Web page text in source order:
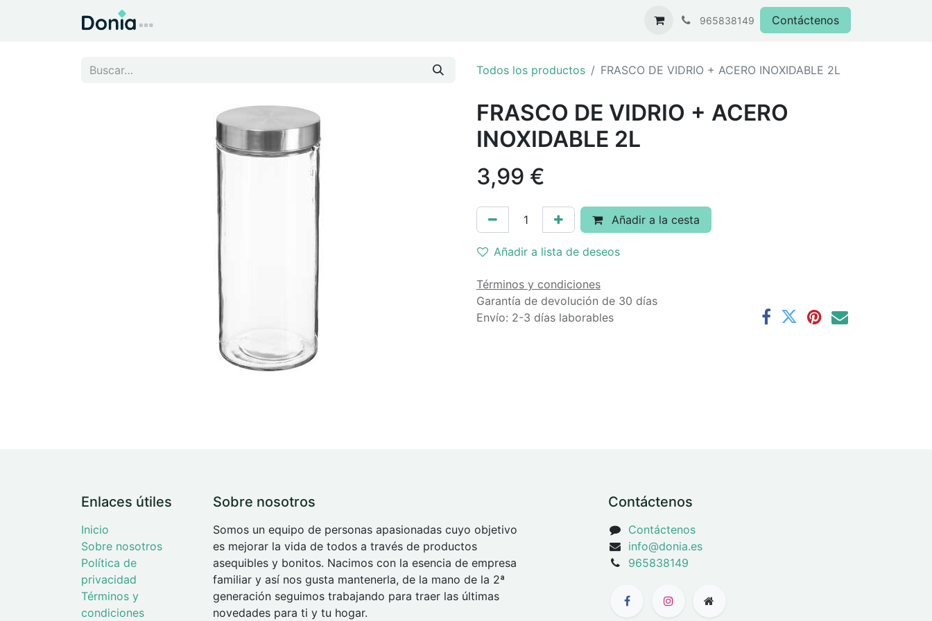
965838149 Contáctenos
Todos los productos FRASCO DE VIDRIO + ACERO INOXIDABLE 2L
FRASCO DE VIDRIO + ACERO
INOXIDABLE 2L
3,99 €
Añadir a la cesta
Añadir a lista de deseos
Términos y condiciones
Garantía de devolución de 30 días
Envío: 2-3 días laborables
Enlaces útiles
Inicio
Sobre nosotros
Política de
privacidad
Términos y
condiciones
Sobre nosotros
Somos un equipo de personas apasionadas cuyo objetivo
es mejorar la vida de todos a través de productos
asequibles y bonitos. Nacimos con la esencia de empresa
familiar y así nos gusta mantenerla, de la mano de la 2ª
generación seguimos trabajando para traer las últimas
novedades para ti y tu hogar.
Contáctenos
Contáctenos
info@donia.es
965838149